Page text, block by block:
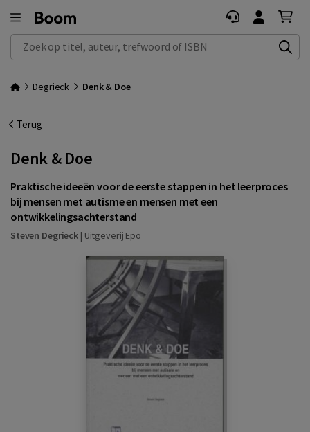
Zoek op titel, auteur, trefwoord of ISBN
Degrieck Denk & Doe
Terug
Denk & Doe
Praktische ideeën voor de eerste stappen in het leerproces
bij mensen met autisme en mensen met een
ontwikkelingsachterstand
Steven Degrieck | Uitgeverij Epo